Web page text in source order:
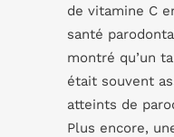
de vitamine C
santé
montré qu’un
était souvent
atteints de
Plus encore,